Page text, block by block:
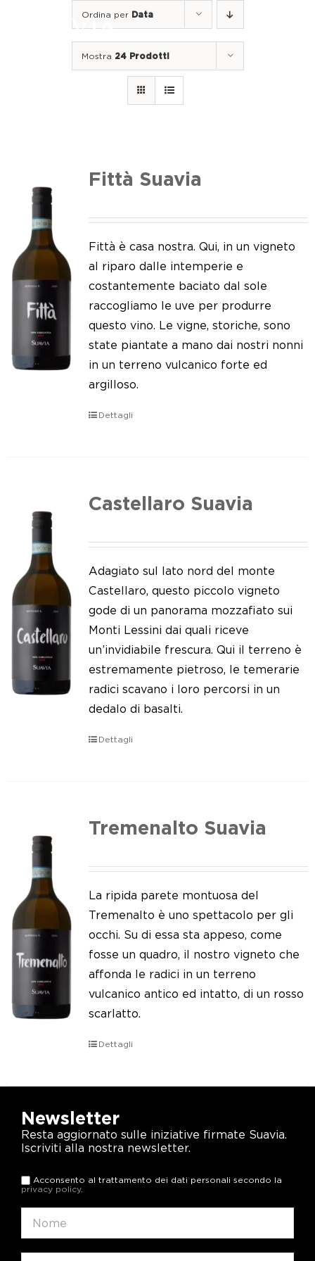
Il nostro lavoro
I nostri vigneti
Tappo a vite
Le nostre news
Ordina per Data
Mostra 24 Prodotti
Fittà Suavia
Fittà è casa nostra. Qui, in un vigneto
al riparo dalle intemperie e
costantemente baciato dal sole
raccogliamo le uve per produrre
questo vino. Le vigne, storiche, sono
state piantate a mano dai nostri nonni
in un terreno vulcanico forte ed
argilloso.
Dettagli
Castellaro Suavia
Adagiato sul lato nord del monte
Castellaro, questo piccolo vigneto
gode di un panorama mozzafiato sui
Monti Lessini dai quali riceve
un’invidiabile frescura. Qui il terreno è
estremamente pietroso, le temerarie
radici scavano i loro percorsi in un
dedalo di basalti.
Dettagli
Tremenalto Suavia
La ripida parete montuosa del
Tremenalto è uno spettacolo per gli
occhi. Su di essa sta appeso, come
fosse un quadro, il nostro vigneto che
affonda le radici in un terreno
vulcanico antico ed intatto, di un rosso
scarlatto.
Dettagli
Newsletter
Resta aggiornato sulle iniziative firmate Suavia.
Iscriviti alla nostra newsletter.
Acconsento al trattamento dei dati personali secondo la
privacy policy.